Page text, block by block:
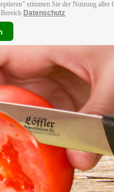
stimmen Sie der Nutzung aller
Datenschutz